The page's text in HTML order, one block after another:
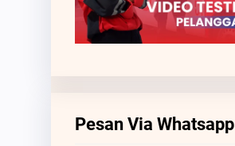
Pesan Via Whatsapp